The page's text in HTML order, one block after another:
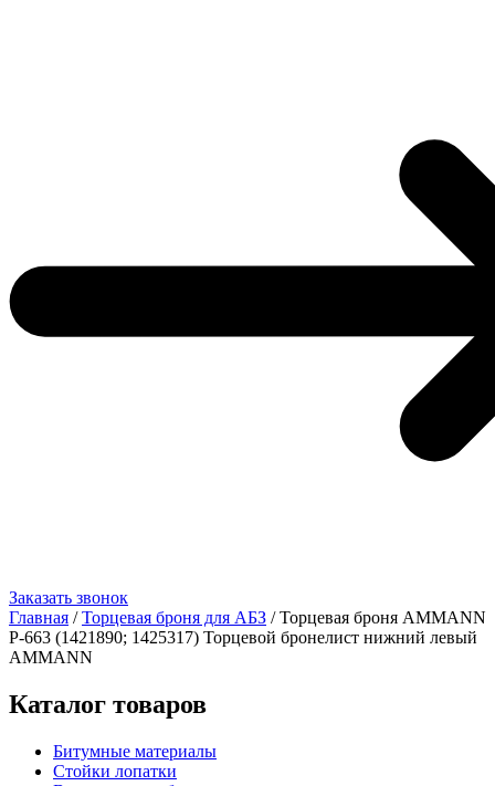
Заказать звонок
Главная /Торцевая броня для АБЗ / Торцевая броня AMMANN
Р-663 (1421890; 1425317) Торцевой бронелист нижний левый
AMMANN
Каталог товаров
Битумные материалы
Стойки лопатки